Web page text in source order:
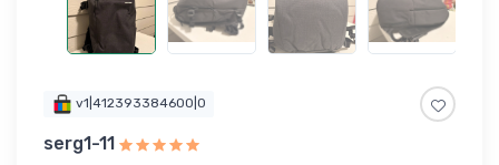
v1|412393384600|0
serg1-11